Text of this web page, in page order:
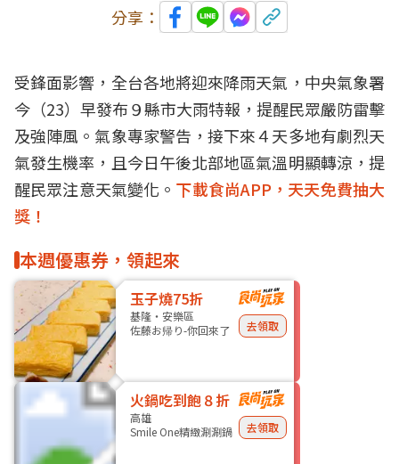
分享：
受鋒面影響，全台各地將迎來降雨天氣，中央氣象署
今（23）早發布９縣市大雨特報，提醒民眾嚴防雷擊
及強陣風。氣象專家警告，接下來４天多地有劇烈天
氣發生機率，且今日午後北部地區氣溫明顯轉涼，提
醒民眾注意天氣變化。 下載食尚APP，天天免費抽大
獎！
本週優惠券，領起來
玉子燒75折
基隆・安樂區
佐藤お帰り-你回來了
去領取
火鍋吃到飽８折
高雄
Smile One精緻涮涮鍋
去領取